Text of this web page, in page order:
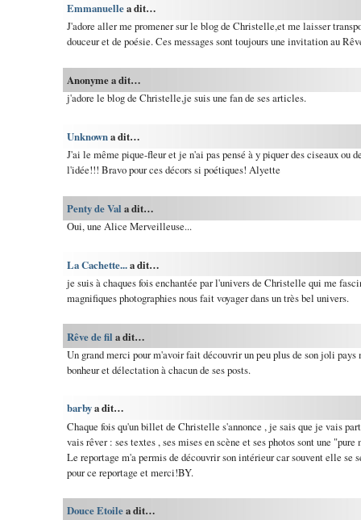
Emmanuellea dit…
J'adore aller me promener sur le blog de Christelle,et me laisser
douceur et de poésie. Ces messages sont toujours une invitation au
Anonyme a dit…
j'adore le blog de Christelle,je suis une fan de ses articles.
Unknowna dit…
J'ai le même pique-fleur et je n'ai pas pensé à y piquer des ciseaux ou
l'idée!!! Bravo pour ces décors si poétiques! Alyette
Penty de Val a dit…
Oui, une Alice Merveilleuse...
La Cachette...a dit…
je suis à chaques fois enchantée par l'univers de Christelle qui me
magnifiques photographies nous fait voyager dans un très bel univers.
Rêve de fil a dit…
Un grand merci pour m'avoir fait découvrir un peu plus de son joli
bonheur et délectation à chacun de ses posts.
barbya dit…
Chaque fois qu'un billet de Christelle s'annonce , je sais que je vais
vais rêver : ses textes , ses mises en scène et ses photos sont une
Le reportage m'a permis de découvrir son intérieur car souvent elle se
pour ce reportage et merci!BY.
Douce Etoilea dit…